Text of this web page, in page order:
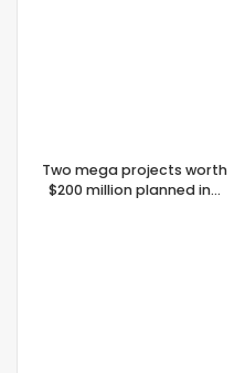
Two mega projects worth
$200 million planned in…